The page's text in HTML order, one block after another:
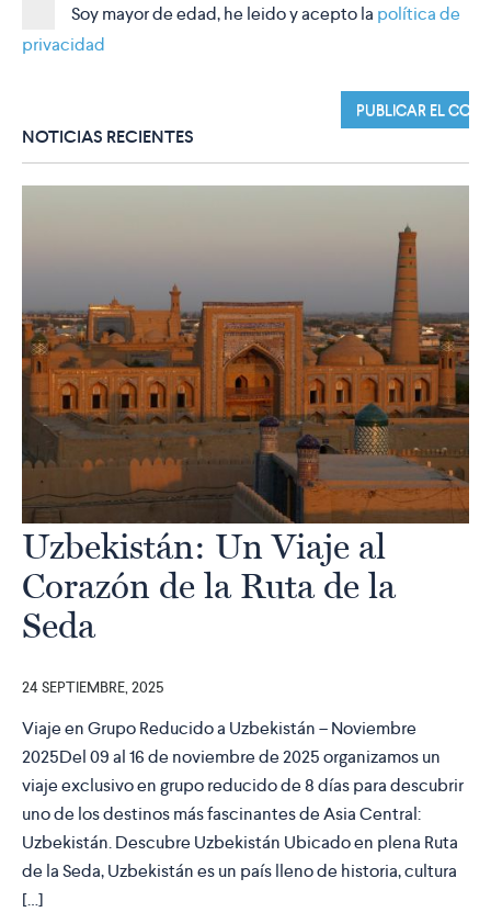
Soy mayor de edad, he leido y acepto la política de
privacidad
NOTICIAS RECIENTES
Uzbekistán: Un Viaje al
Corazón de la Ruta de la
Seda
24 SEPTIEMBRE, 2025
Viaje en Grupo Reducido a Uzbekistán – Noviembre
2025Del 09 al 16 de noviembre de 2025 organizamos un
viaje exclusivo en grupo reducido de 8 días para descubrir
uno de los destinos más fascinantes de Asia Central:
Uzbekistán. Descubre Uzbekistán Ubicado en plena Ruta
de la Seda, Uzbekistán es un país lleno de historia, cultura
[…]